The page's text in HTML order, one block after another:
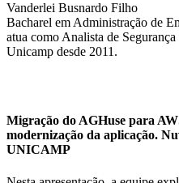
Vanderlei Busnardo Filho
Bacharel em Administração de
atua como Analista de
Unicamp desde 2011.
Migração do AGHuse para
modernização da aplicação.
UNICAMP